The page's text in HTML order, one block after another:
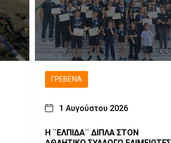
ΓΡΕΒΕΝΆ
1 Αυγούστου 2026
Η ¨ΕΛΠΙΔΑ¨ ΔΙΠΛΑ ΣΤΟΝ